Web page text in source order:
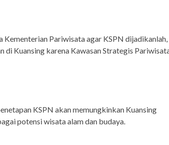
Kementerian Pariwisata agar KSPN
di Kuansing karena Kawasan Strategis
KSPN akan memungkinkan Kuansing
potensi wisata alam dan budaya.